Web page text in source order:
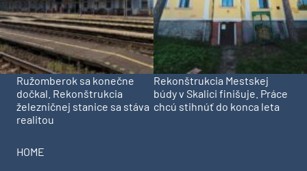
Ružomberok sa konečne
dočkal. Rekonštrukcia
železničnej stanice sa stáva
realitou
Rekonštrukcia Mestskej
búdy v Skalici finišuje. Práce
chcú stihnúť do konca leta
HOME